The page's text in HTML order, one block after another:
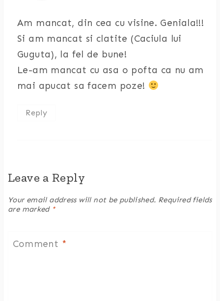
Am mancat, din cea cu visine. Geniala!!!
Si am mancat si clatite (Caciula lui
Guguta), la fel de bune!
Le-am mancat cu asa o pofta ca nu am
mai apucat sa facem poze!
Reply
Leave a Reply
Your email address will not be published. Required fields
are marked *
Comment *